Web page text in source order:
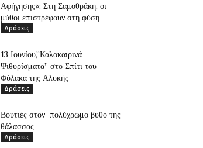
Αφήγησης»: Στη Σαμοθράκη, οι
μύθοι επιστρέφουν στη φύση
Δράσεις
13 Ιουνίου,”Καλοκαιρινά
Ψιθυρίσματα” στο Σπίτι του
Φύλακα της Αλυκής
Δράσεις
Βουτιές στον πολύχρωμο βυθό της
θάλασσας
Δράσεις